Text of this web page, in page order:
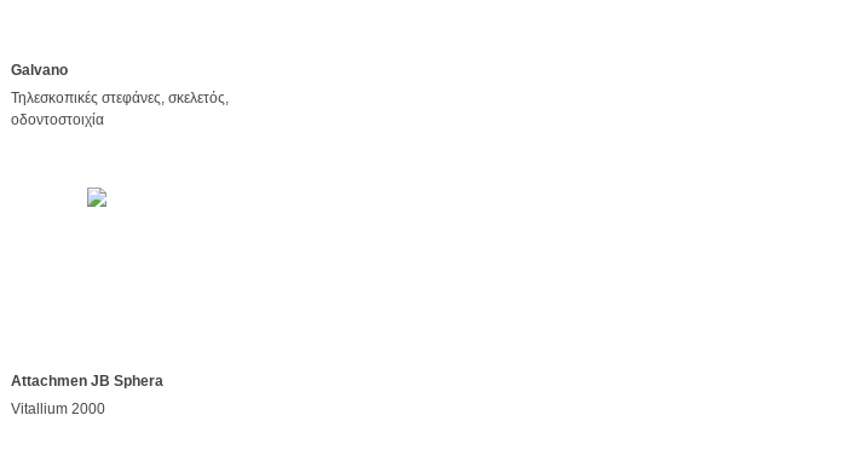
Galvano
Τηλεσκοπικές στεφάνες, σκελετός,
οδοντοστοιχία
Attachmen JB Sphera
Vitallium 2000